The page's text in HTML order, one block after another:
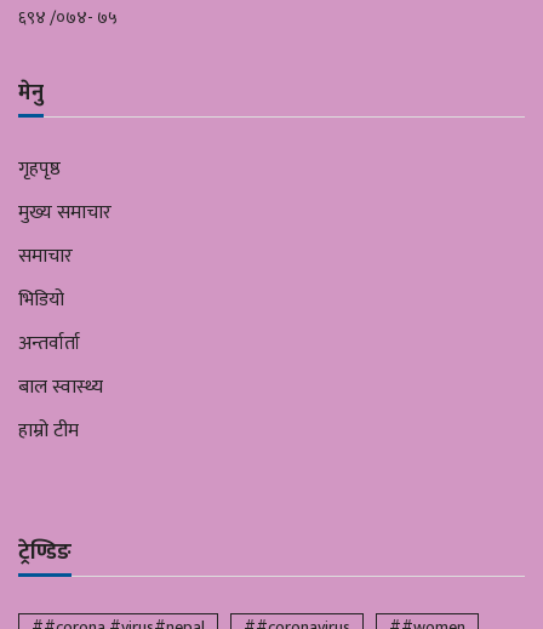
६९४ /०७४- ७५
मेनु
गृहपृष्ठ
मुख्य समाचार
समाचार
भिडियो
अन्तर्वार्ता
बाल स्वास्थ्य
हाम्रो टीम
ट्रेण्डिङ